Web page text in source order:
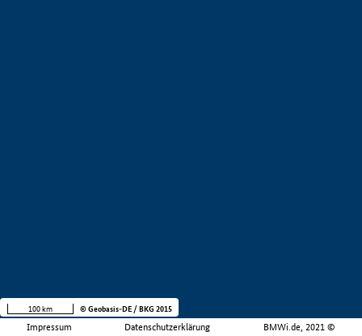
Impressum Datenschutzerklärung BMWi.de, 2021 ©
100 km © Geobasis-DE / BKG 2015